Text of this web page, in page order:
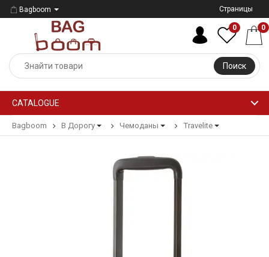
Bagboom Страницы
Поиск
0 0
CATALOGUE
Bagboom В Дорогу Чемоданы Travelite